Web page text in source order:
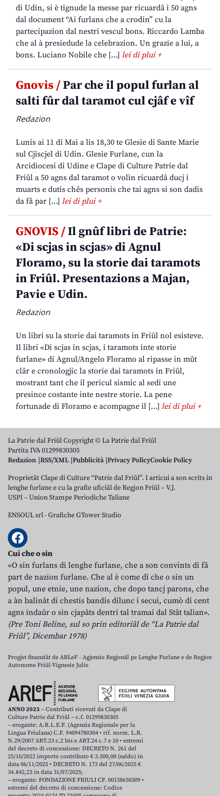
di Udin, si è tignude la messe par ricuardâ i 50 agns
dal document “Ai furlans che a crodin” cu la
partecipazion dal nestri vescul bons. Riccardo Lamba
che al à presiedude la celebrazion. Un grazie a lui, a
bons. Luciano Nobile che […] lei di plui +
Gnovis /Par che il popul furlan al
salti fûr dal taramot cul cjâf e vîf
Redazion
Lunis ai 11 di Mai a lis 18,30 te Glesie di Sante Marie
sul Cjiscjel di Udin. Glesie Furlane, cun la
Arcidiocesi di Udine e Clape di Culture Patrie dal
Friûl a 50 agns dal taramot o volìn ricuardâ ducj i
muarts e dutis chês personis che tai agns si son dadis
da fâ par […] lei di plui +
GNOVIS /Il gnûf libri de Patrie:
«Di scjas in scjas» di Agnul
Floramo, su la storie dai taramots
in Friûl. Presentazions a Majan,
Pavie e Udin.
Redazion
Un libri su la storie dai taramots in Friûl nol esisteve.
Il libri «Di scjas in scjas, i taramots inte storie
furlane» di Agnul/Angelo Floramo al ripasse in mût
clâr e cronologjic la storie dai taramots in Friûl,
mostrant tant che il pericul sismic al sedi une
presince costante inte nestre storie. La pene
fortunade di Floramo e acompagne il […] lei di plui +
La Patrie dal Friûl Copyright © La Patrie dal Friûl
Partita IVA 01299830305
Redazion RSS/XML Pubblicità Privacy PolicyCookie Policy
Proprietât Clape di Culture “Patrie dal Friûl”. I articui a son scrits in
lenghe furlane e cu la grafie uficiâl de Regjon Friûl – V.J.
USPI – Union Stampe Periodiche Taliane
ENSOUL srl-Grafiche GTower Studio
Cui che o sin
«O sin furlans di lenghe furlane, che a son convints di fâ
part de nazion furlane. Che al è come dî che o sin un
popul, une etnie, une nazion, che dopo tancj parons, che
a àn balinât di chestis bandis dilunc i secui, cumò di cent
agns indaûr o sin cjapâts dentri tal tramai dal Stât talian».
(Pre Toni Beline, sul so prin editoriâl de “La Patrie dal
Friûl”, Dicembar 1978)
Progjet finanziât de ARLeF - Agjenzie Regjonâl pe Lenghe Furlane e de Regjon
Autonome Friûl-Vignesie Julie
ANNO 2025 – Contributi ricevuti da Clape di
Culture Patrie dal Friûl – c.f. 01299830305
– erogante: A.R.L.E.F. (Agenzia Regionale per la
Lingua Friulana) C.F. 94094780304 • rif. norm. L.R.
N.29/2007 ART.23 c.2 bis e ART.24 c.7 e 10 • estremi
del decreto di concessione: DECRETO N. 261 del
25/10/2022 importo contributo € 3.500,00 (saldo) in
data 06/11/2025 • DECRETO N. 173 del 27/06/2025 €
34.842,23 in data 31/07/2025;
– erogante: FONDAZIONE FRIULI CF. 00158650309 •
estremi del decreto di concessione: Codice